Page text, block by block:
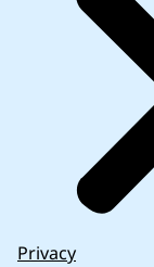
Privacy